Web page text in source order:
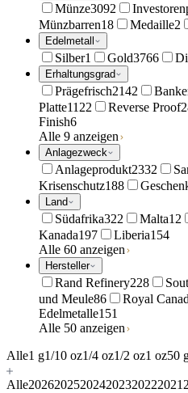
Münze3092
Münzbarren18 Medaille2
Edelmetall
Silber1 Gold3766
Erhaltungsgrad
Prägefrisch2142
Platte1122 Reverse Proof
Finish6
Alle 9 anzeigen
Anlagezweck
Anlageprodukt2332
Krisenschutz188
Land
Südafrika322 Malta12
Kanada197 Liberia154
Alle 60 anzeigen
Hersteller
Rand Refinery228
und Meule86 Royal
Edelmetalle151
Alle 50 anzeigen
Alle1 g1/10 oz1/4 oz1/2 oz1 oz50
Alle202620252024202320222021